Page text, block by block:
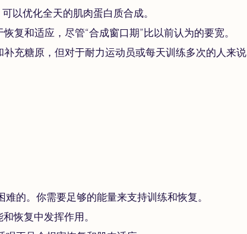
以优化全天的肌肉蛋白质合成。
恢复和适应，尽管“合成窗口期”比以前认为的要宽。
补充糖原，但对于耐力运动员或每天训练多次的人来说
的。你需要足够的能量来支持训练和恢复。
恢复中发挥作用。